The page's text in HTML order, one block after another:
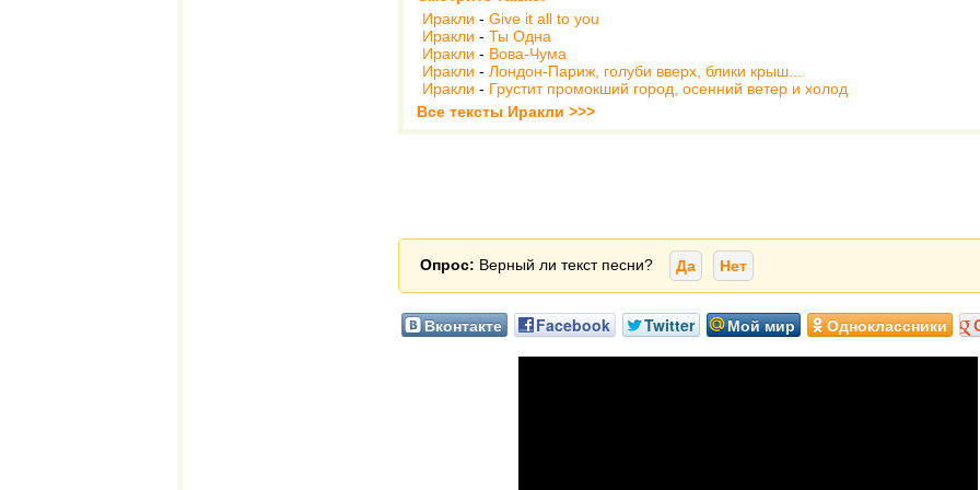
Иракли - Give it all to you
Иракли - Ты Одна
Иракли - Вова-Чума
Иракли - Лондон-Париж, голуби вверх, блики крыш...
Иракли - Грустит промокший город, осенний ветер и холод
Все тексты Иракли >>>
Опрос: Верный ли текст песни? Да Нет
Вконтакте Facebook Twitter Мой мир Одноклассники